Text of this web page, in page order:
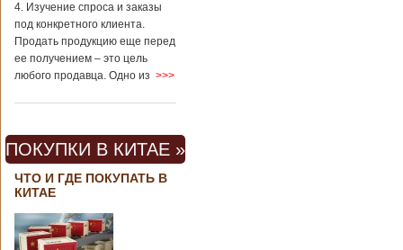
4. Изучение спроса и заказы
под конкретного клиента.
Продать продукцию еще перед
ее получением – это цель
любого продавца. Одно из >>>
ПОКУПКИ В КИТАЕ »
ЧТО И ГДЕ ПОКУПАТЬ В
КИТАЕ